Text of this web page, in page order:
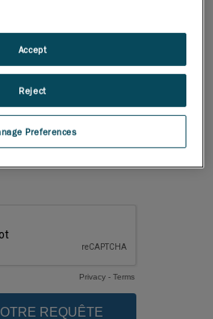
Preferences
Reject
Accept